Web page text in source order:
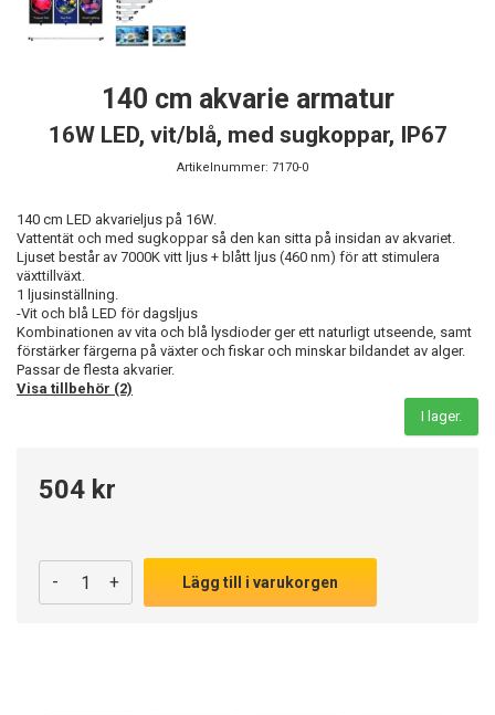
140 cm akvarie armatur
16W LED, vit/blå, med sugkoppar, IP67
Artikelnummer: 7170-0
140 cm LED akvarieljus på 16W.
Vattentät och med sugkoppar så den kan sitta på insidan av akvariet.
Ljuset består av 7000K vitt ljus + blått ljus (460 nm) för att stimulera
växttillväxt.
1 ljusinställning.
-Vit och blå LED för dagsljus
Kombinationen av vita och blå lysdioder ger ett naturligt utseende, samt
förstärker färgerna på växter och fiskar och minskar bildandet av alger.
Passar de flesta akvarier.
Visa tillbehör (2)
I lager.
504 kr
- + Lägg till i varukorgen